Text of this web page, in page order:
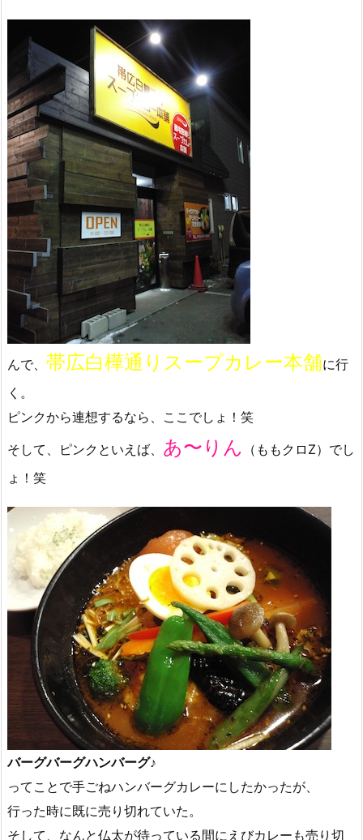
んで、 帯広白樺通りスープカレー本舗に行
く。
ピンクから連想するなら、ここでしょ！笑
そして、ピンクといえば、 あ〜りん
（ももクロZ）でし
ょ！笑
バーグバーグハンバーグ♪
ってことで手ごねハンバーグカレーにしたかったが、
行った時に既に売り切れていた。
そして、なんと仏太が待っている間にえびカレーも売り切